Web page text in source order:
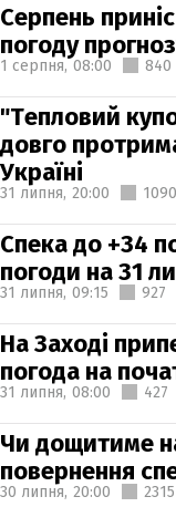
Серпень
погоду
1 серпня, 08:00 840
"Тепловий
довго
Україні
31 липня, 20:00
Спека до +34
погоди на 31
31 липня, 09:15 927
На Заході
погода на
31 липня, 08:00 427
Чи дощитиме
повернення
30 липня, 20:00 2315